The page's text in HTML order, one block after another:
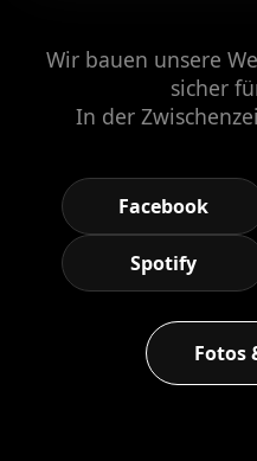
Wir bauen unsere
sicher
In der
Facebook
Spotify
Fotos